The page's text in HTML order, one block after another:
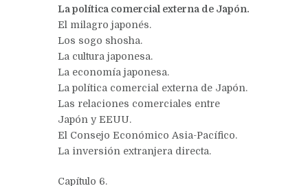
La política comercial externa de Japón.
El milagro japonés.
Los sogo shosha.
La cultura japonesa.
La economía japonesa.
La política comercial externa de Japón.
Las relaciones comerciales entre
Japón y EEUU.
El Consejo Económico Asia-Pacífico.
La inversión extranjera directa.
Capítulo 6.